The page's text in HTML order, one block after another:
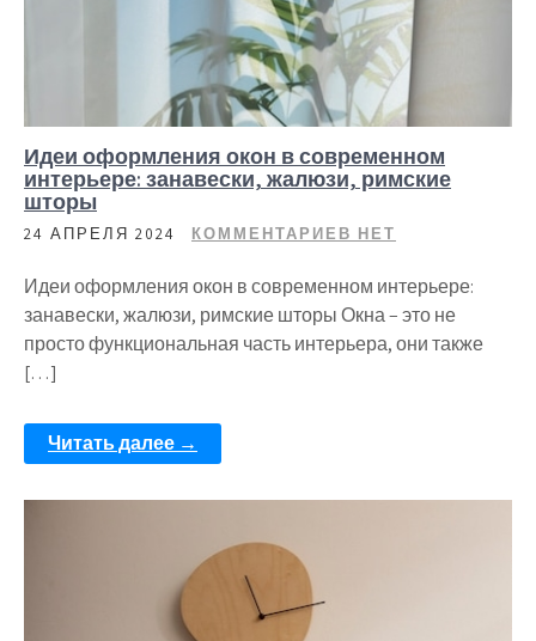
Идеи оформления окон в современном
интерьере: занавески, жалюзи, римские
шторы
24 АПРЕЛЯ 2024 КОММЕНТАРИЕВ НЕТ
Идеи оформления окон в современном интерьере:
занавески, жалюзи, римские шторы Окна – это не
просто функциональная часть интерьера, они также
[…]
Читать далее →